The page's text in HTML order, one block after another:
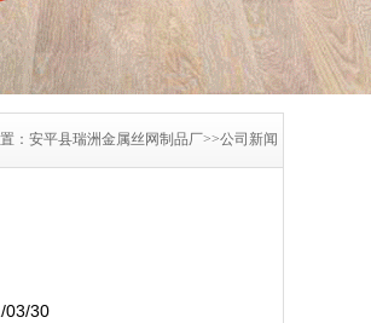
：安平县瑞洲金属丝网制品厂>>公司新闻
03/30